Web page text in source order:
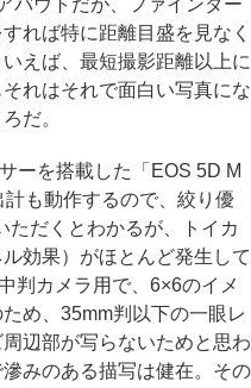
バウトだが、ファインダー
れば特に距離目盛を見なく
えば、最短撮影距離以上に
れはそれで面白い写真にな
だ。
ーを搭載した「EOS 5D M
も動作するので、絞り優
ただくとわかるが、トイカ
効果）がほとんど発生して
判カメラ用で、6×6のイメ
め、35mm判以下の一眼レ
辺部が写らないためと思わ
みのある描写は健在。その